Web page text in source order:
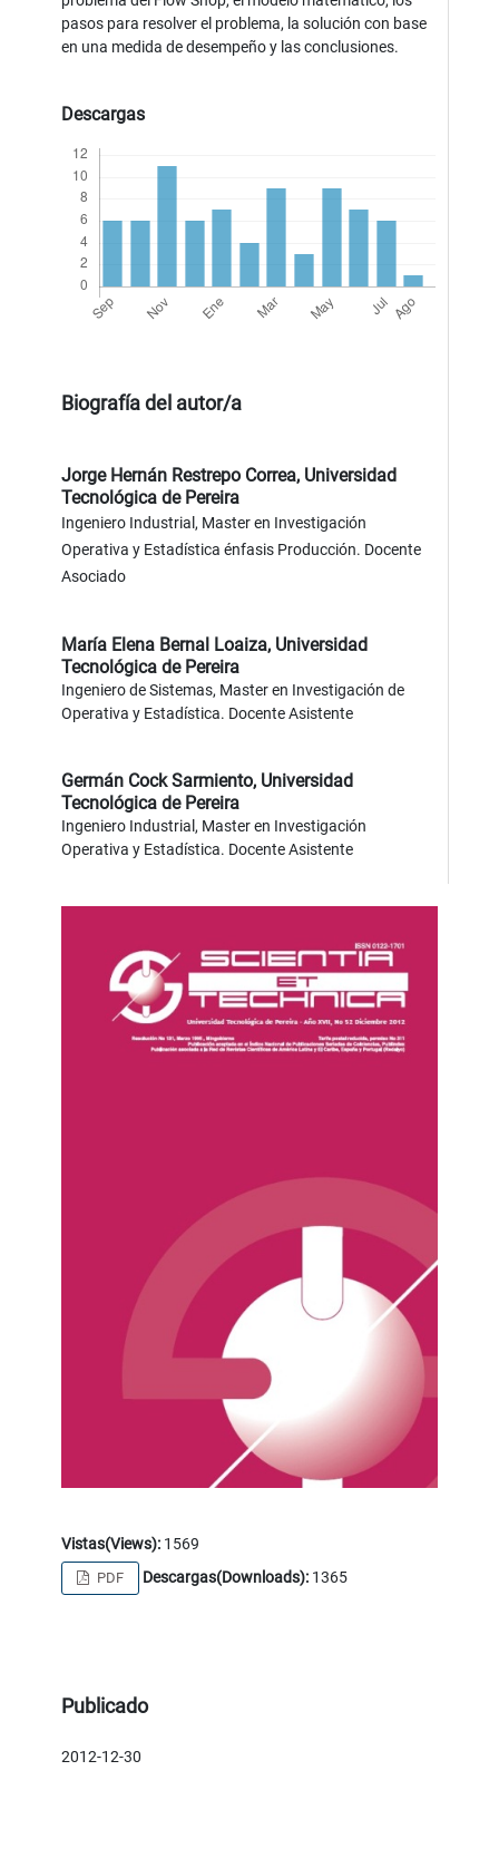
pasos para resolver el problema, la solución con base
en una medida de desempeño y las conclusiones.
Descargas
Biografía del autor/a
Jorge Hernán Restrepo Correa, Universidad
Tecnológica de Pereira
Ingeniero Industrial, Master en Investigación
Operativa y Estadística énfasis Producción. Docente
Asociado
María Elena Bernal Loaiza, Universidad
Tecnológica de Pereira
Ingeniero de Sistemas, Master en Investigación de
Operativa y Estadística. Docente Asistente
Germán Cock Sarmiento, Universidad
Tecnológica de Pereira
Ingeniero Industrial, Master en Investigación
Operativa y Estadística. Docente Asistente
Vistas(Views): 1569
PDF Descargas(Downloads):1365
Publicado
2012-12-30